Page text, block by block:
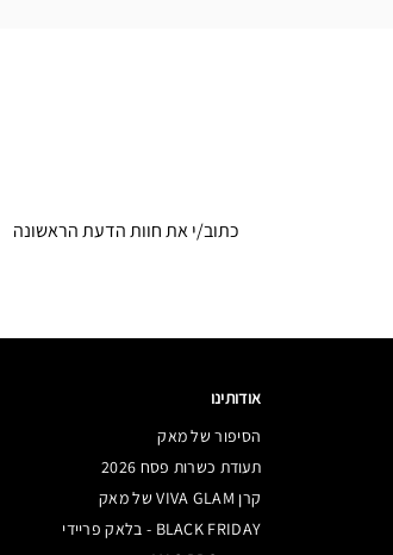
כתוב/י את חוות הדעת הראשונה
אודותינו
הסיפור של מאק
תעודת כשרות פסח 2026
קרן VIVA GLAM של מאק
BLACK FRIDAY - בלאק פריידי